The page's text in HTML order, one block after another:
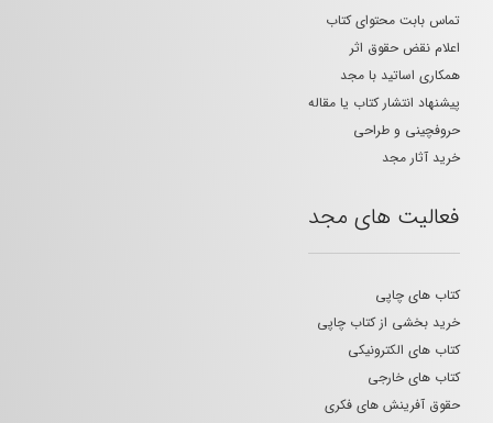
تماس بابت محتوای کتاب
اعلام نقض حقوق اثر
همکاری اساتید با مجد
پیشنهاد انتشار کتاب یا مقاله
حروفچینی و طراحی
خرید آثار مجد
فعالیت های مجد
کتاب های چاپی
خرید بخشی از کتاب چاپی
کتاب های الکترونیکی
کتاب های خارجی
حقوق آفرینش های فکری